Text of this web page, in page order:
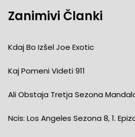
Zanimivi Članki
Kdaj Bo Izšel Joe Exotic
Kaj Pomeni Videti 911
Ali Obstaja Tretja Sezona
Ncis: Los Angeles Sezona 8, 1.